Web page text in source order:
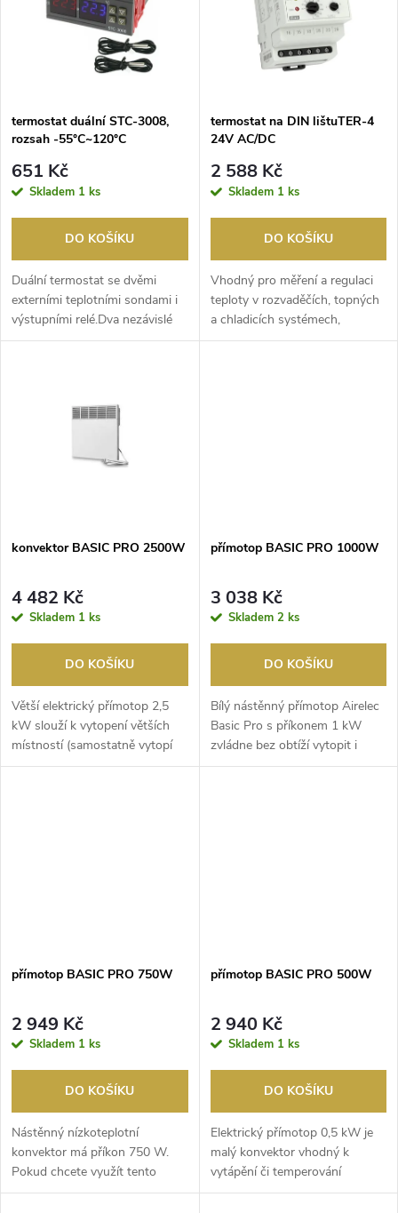
p
r
o
d
u
Abecedně
s
p
r
d
u
termostat duální STC-3008,
rozsah -55°C~120°C
651 Kč
Skladem 1 ks
DO KOŠÍKU
Duální termostat se dvěmi
externími teplotními sondami i
výstupními relé.Dva nezávislé
regulátory te...
termostat na DIN lištuTER-4
24V AC/DC
2 588 Kč
Skladem 1 ks
DO KOŠÍKU
Vhodný pro měření a regulaci
teploty v rozvaděčích, topných
a chladicích systémech,
motorech, kapali...
konvektor BASIC PRO 2500W
4 482 Kč
Skladem 1 ks
DO KOŠÍKU
Větší elektrický přímotop 2,5
kW slouží k vytopení větších
místností (samostatně vytopí
cca 90 m3). ...
přímotop BASIC PRO 1000W
3 038 Kč
Skladem 2 ks
DO KOŠÍKU
Bílý nástěnný přímotop Airelec
Basic Pro s příkonem 1 kW
zvládne bez obtíží vytopit i
místnosti o ve...
přímotop BASIC PRO 750W
2 949 Kč
Skladem 1 ks
DO KOŠÍKU
Nástěnný nízkoteplotní
konvektor má příkon 750 W.
Pokud chcete využít tento
přímotop jako hlavní zdr...
přímotop BASIC PRO 500W
2 940 Kč
Skladem 1 ks
DO KOŠÍKU
Elektrický přímotop 0,5 kW je
malý konvektor vhodný k
vytápění či temperování
místností (samostatně ...